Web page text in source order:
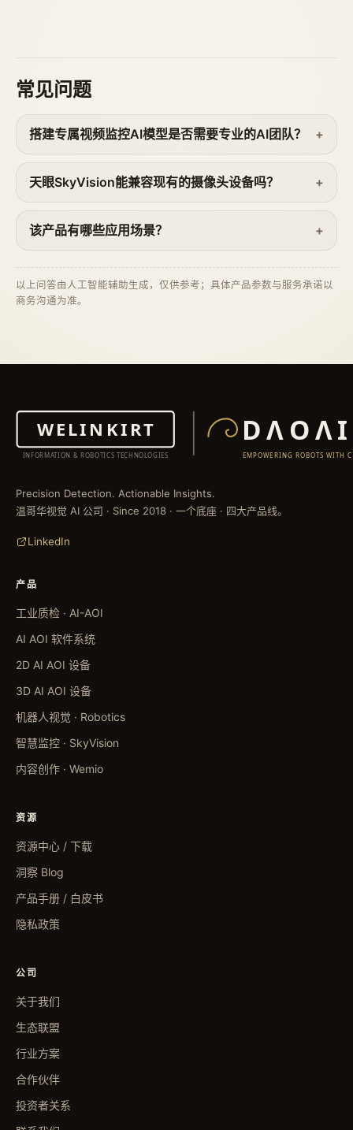
常见问题
搭建专属视频监控AI模型是否需要专业的AI团队？
天眼SkyVision能兼容现有的摄像头设备吗？
该产品有哪些应用场景？
以上问答由人工智能辅助生成，仅供参考；具体产品参数与服务承诺以
商务沟通为准。
Precision Detection. Actionable Insights.
温哥华视觉 AI 公司 · Since 2018 · 一个底座 · 四大产品线。
LinkedIn
产品
工业质检 · AI-AOI
AI AOI 软件系统
2D AI AOI 设备
3D AI AOI 设备
机器人视觉 · Robotics
智慧监控 · SkyVision
内容创作 · Wemio
资源
资源中心 / 下载
洞察 Blog
产品手册 / 白皮书
隐私政策
公司
关于我们
生态联盟
行业方案
合作伙伴
投资者关系